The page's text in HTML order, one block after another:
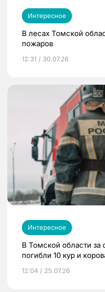
Интересное
В лесах Томской
пожаров
12:31 / 30.07.26
Интересное
В Томской области за
погибли 10 кур и
12:04 / 25.07.26